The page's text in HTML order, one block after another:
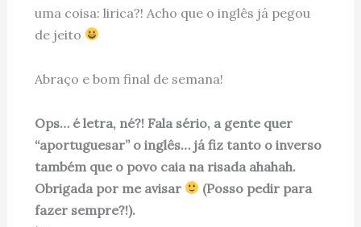
uma coisa: lirica?! Acho que o inglês já pegou
de jeito
Abraço e bom final de semana!
Ops… é letra, né?! Fala sério, a gente quer
“aportuguesar” o inglês… já fiz tanto o inverso
também que o povo caia na risada ahahah.
Obrigada por me avisar
(Posso pedir para
fazer sempre?!).